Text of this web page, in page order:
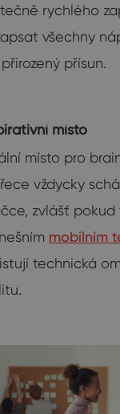
rychlého
všechny
přísun.
místo
místo pro
vždycky
zvlášť pokud
mobilním
technická